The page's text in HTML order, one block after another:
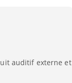
auditif externe et